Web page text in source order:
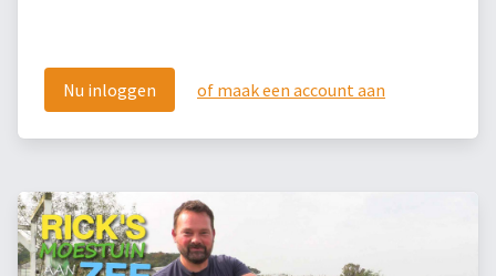
Nu inloggen of maak een account aan